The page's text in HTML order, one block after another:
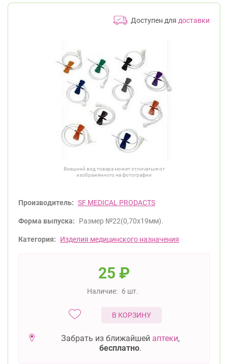
Доступен для доставки
Внешний вид товара может отличаться от
изображённого на фотографии
Производитель: SF MEDICAL PRODACTS
Форма выпуска: Размер №22(0,70x19мм).
Категория: Изделия медицинского назначения
25 ₽
Наличие: 6 шт.
В КОРЗИНУ
Забрать из ближайшей аптеки,
бесплатно.